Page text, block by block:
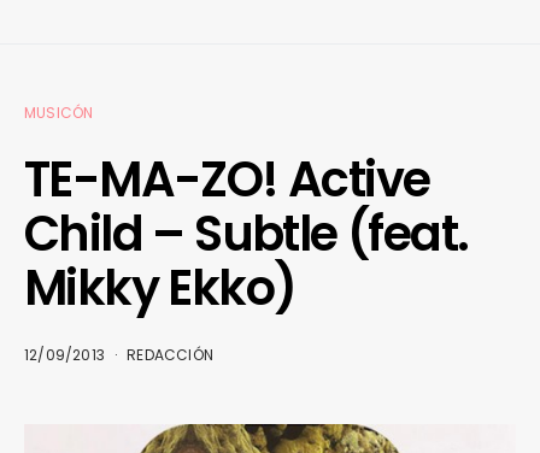
MUSICÓN
TE-MA-ZO! Active
Child – Subtle (feat.
Mikky Ekko)
12/09/2013 REDACCIÓN